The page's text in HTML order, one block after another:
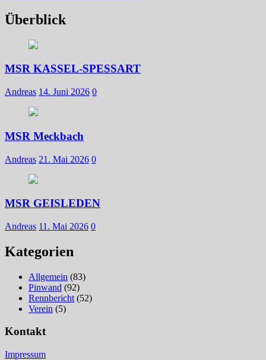
Überblick
MSR KASSEL-SPESSART
Andreas 14. Juni 2026 0
MSR Meckbach
Andreas 21. Mai 2026 0
MSR GEISLEDEN
Andreas 11. Mai 2026 0
Kategorien
Allgemein (83)
Pinwand (92)
Rennbericht (52)
Verein (5)
Kontakt
Impressum